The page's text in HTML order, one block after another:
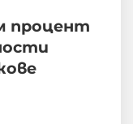
процент